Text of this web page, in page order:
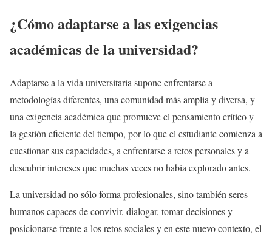
¿Cómo adaptarse a las exigencias
académicas de la universidad?
Adaptarse a la vida universitaria supone enfrentarse a
metodologías diferentes, una comunidad más amplia y diversa, y
una exigencia académica que promueve el pensamiento crítico y
la gestión eficiente del tiempo, por lo que el estudiante comienza a
cuestionar sus capacidades, a enfrentarse a retos personales y a
descubrir intereses que muchas veces no había explorado antes.
La universidad no sólo forma profesionales, sino también seres
humanos capaces de convivir, dialogar, tomar decisiones y
posicionarse frente a los retos sociales y en este nuevo contexto, el